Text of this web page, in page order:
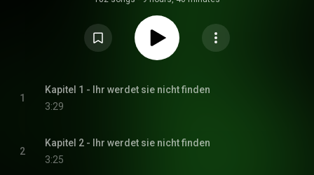
1
Kapitel 1 - Ihr werdet sie nicht finden
3:29
2
Kapitel 2 - Ihr werdet sie nicht finden
3:25